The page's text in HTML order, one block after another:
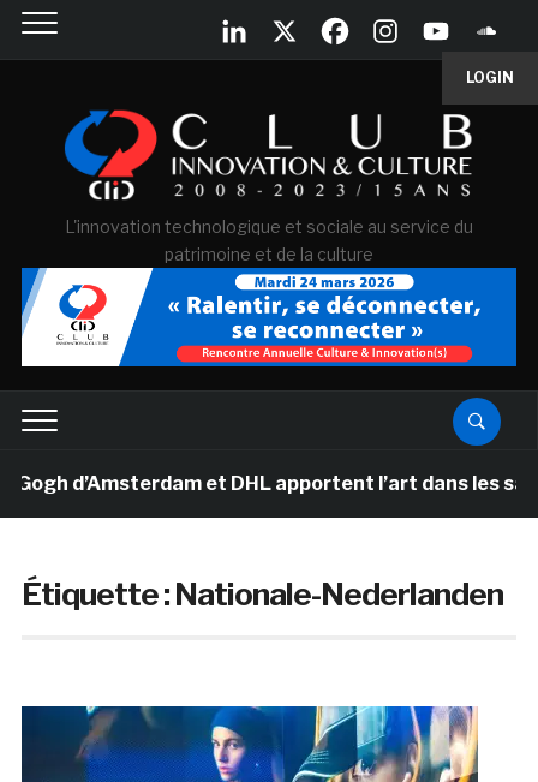
LOGIN
L'innovation technologique et sociale au service du
patrimoine et de la culture
d’Amsterdam et DHL apportent l’art dans les salles
Étiquette :Nationale-Nederlanden